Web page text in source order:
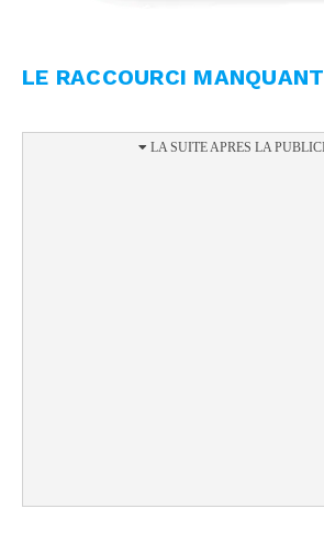
LE RACCOURCI MANQUANT